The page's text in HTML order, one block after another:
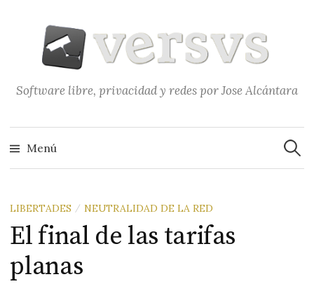
contenido
Software libre, privacidad y redes por Jose Alcántara
Menú
LIBERTADES / NEUTRALIDAD DE LA RED
El final de las tarifas
planas